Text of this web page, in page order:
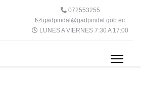
072553255
gadpindal@gadpindal.gob.ec
LUNES A VIERNES 7:30 A 17:00